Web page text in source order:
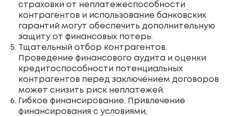
страховки от неплатежеспособности
контрагентов и использование банковских
гарантий могут обеспечить дополнительную
защиту от финансовых потерь.
Тщательный отбор контрагентов.
Проведение финансового аудита и оценки
кредитоспособности потенциальных
контрагентов перед заключением договоров
может снизить риск неплатежей.
Гибкое финансирование. Привлечение
финансирования с условиями,